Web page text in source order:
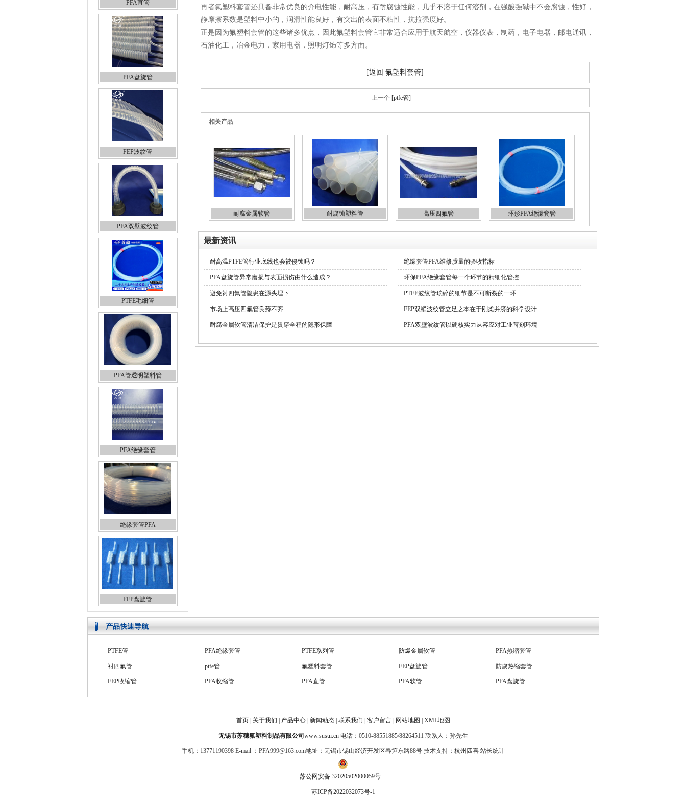
PFA直管
PFA盘旋管
FEP波纹管
PFA双壁波纹管
PTFE毛细管
PFA管透明塑料管
PFA绝缘套管
绝缘套管PFA
FEP盘旋管
再者氟塑料套管还具备非常优良的介电性能，耐高压，有耐腐蚀性能，几乎不溶于任何溶剂，在强酸强碱中不会腐蚀，性好，
静摩擦系数是塑料中小的，润滑性能良好，有突出的表面不粘性，抗拉强度好。
正是因为氟塑料套管的这些诸多优点，因此氟塑料套管它非常适合应用于航天航空，仪器仪表，制药，电子电器，邮电通讯，
石油化工，冶金电力，家用电器，照明灯饰等多方面。
[返回 氟塑料套管]
上一个 [ptfe管]
相关产品
耐腐金属软管 耐腐蚀塑料管 高压四氟管 环形PFA绝缘套管
最新资讯
耐高温PTFE管行业底线也会被侵蚀吗？
PFA盘旋管异常磨损与表面损伤由什么造成？
避免衬四氟管隐患在源头埋下
市场上高压四氟管良莠不齐
耐腐金属软管清洁保护是贯穿全程的隐形保障
绝缘套管PFA维修质量的验收指标
环保PFA绝缘套管每一个环节的精细化管控
PTFE波纹管琐碎的细节是不可断裂的一环
FEP双壁波纹管立足之本在于刚柔并济的科学设计
PFA双壁波纹管以硬核实力从容应对工业苛刻环境
产品快速导航
PTFE管 PFA绝缘套管 PTFE系列管 防爆金属软管 PFA热缩套管
衬四氟管 ptfe管 氟塑料套管 FEP盘旋管 防腐热缩套管
FEP收缩管 PFA收缩管 PFA直管 PFA软管 PFA盘旋管
FEP直管 FEP双壁波纹管 PFA波纹管 耐腐金属软管 FEP波纹管
PFA绝缘套管 绝缘套管PFA
首页| 关于我们 产品中心| 新闻动态| 联系我们 客户留言 网站地图 XML地图
无锡市苏穗氟塑料制品有限公司 www.susui.cn电话：0510-88551885/88264511 联系人：孙先生
手机：13771190398 E-mail ：PFA999@163.com地址：无锡市锡山经济开发区春笋东路88号 技术支持： 杭州四喜站长统计
苏公网安备 32020502000059号
苏ICP备2022032073号-1